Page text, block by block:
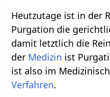
Heutzutage ist in der
Purgation die
damit letztlich die
der Medizin ist
ist also im
Verfahren.